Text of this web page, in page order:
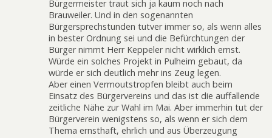
Bürgermeister traut sich ja kaum noch nach
Brauweiler. Und in den sogenannten
Bürgersprechstunden tutver immer so, als wenn alles
in bester Ordnung sei und die Befürchtungen der
Bürger nimmt Herr Keppeler nicht wirklich ernst.
Würde ein solches Projekt in Pulheim gebaut, da
würde er sich deutlich mehr ins Zeug legen.
Aber einen Vermoutstropfen bleibt auch beim
Einsatz des Bürgervereins und das ist die auffallende
zeitliche Nähe zur Wahl im Mai. Aber immerhin tut der
Bürgerverein wenigstens so, als wenn er sich dem
Thema ernsthaft, ehrlich und aus Überzeugung